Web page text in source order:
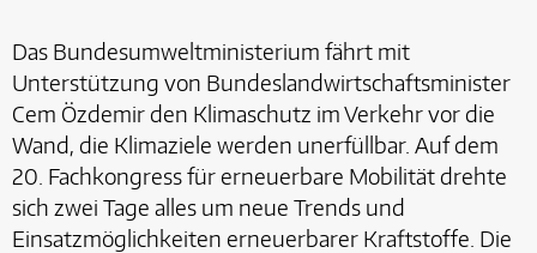
Das Bundesumweltministerium fährt mit
Unterstützung von Bundeslandwirtschaftsminister
Cem Özdemir den Klimaschutz im Verkehr vor die
Wand, die Klimaziele werden unerfüllbar. Auf dem
20. Fachkongress für erneuerbare Mobilität drehte
sich zwei Tage alles um neue Trends und
Einsatzmöglichkeiten erneuerbarer Kraftstoffe. Die